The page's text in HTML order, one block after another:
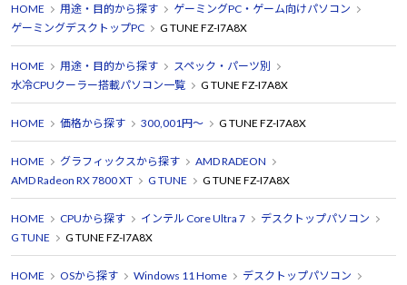
HOME 用途・目的から探す
ゲーミングPC・ゲーム向けパソコン
ゲーミングデスクトップPC
G TUNE FZ-I7A8X
HOME 用途・目的から探す
スペック・パーツ別
水冷CPUクーラー搭載パソコン一覧
G TUNE FZ-I7A8X
HOME 価格から探す 300,001円～ G TUNE FZ-I7A8X
HOME グラフィックスから探す
AMD RADEON
AMD Radeon RX 7800 XT
G TUNE G TUNE FZ-I7A8X
HOME CPUから探す インテル Core Ultra 7
デスクトップパソコン
G TUNE
G TUNE FZ-I7A8X
HOME OSから探す Windows 11 Home
デスクトップパソコン